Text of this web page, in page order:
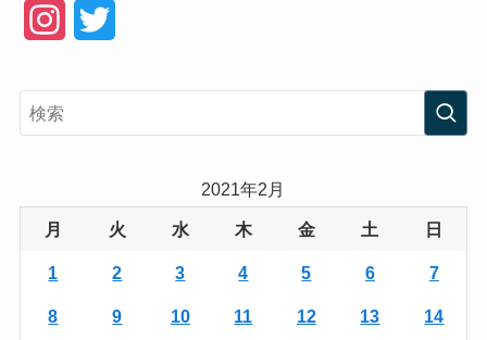
e
r
2021年2月
月 火 水 木 金 土 日
1 2 3 4 5 6 7
8 9 10 11 12 13 14